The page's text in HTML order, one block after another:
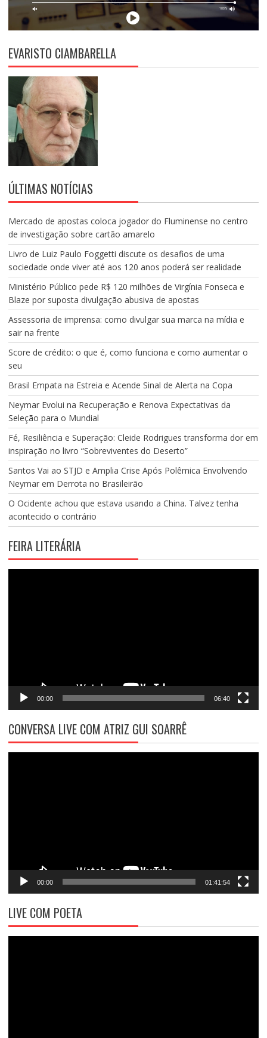
EVARISTO CIAMBARELLA
ÚLTIMAS NOTÍCIAS
Mercado de apostas coloca jogador do Fluminense no centro
de investigação sobre cartão amarelo
Livro de Luiz Paulo Foggetti discute os desafios de uma
sociedade onde viver até aos 120 anos poderá ser realidade
Ministério Público pede R$ 120 milhões de Virgínia Fonseca e
Blaze por suposta divulgação abusiva de apostas
Assessoria de imprensa: como divulgar sua marca na mídia e
sair na frente
Score de crédito: o que é, como funciona e como aumentar o
seu
Brasil Empata na Estreia e Acende Sinal de Alerta na Copa
Neymar Evolui na Recuperação e Renova Expectativas da
Seleção para o Mundial
Fé, Resiliência e Superação: Cleide Rodrigues transforma dor em
inspiração no livro “Sobreviventes do Deserto”
Santos Vai ao STJD e Amplia Crise Após Polêmica Envolvendo
Neymar em Derrota no Brasileirão
O Ocidente achou que estava usando a China. Talvez tenha
acontecido o contrário
FEIRA LITERÁRIA
00:00 06:40
CONVERSA LIVE COM ATRIZ GUI SOARRÊ
00:00 01:41:54
LIVE COM POETA